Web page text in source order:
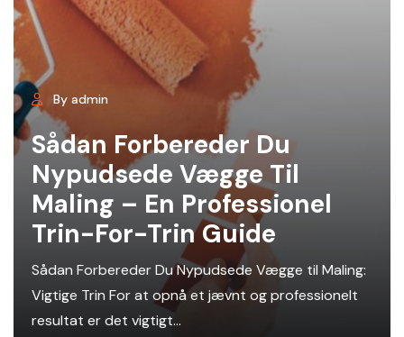
By admin
Sådan Forbereder Du
Nypudsede Vægge Til
Maling – En Professionel
Trin-For-Trin Guide
Sådan Forbereder Du Nypudsede Vægge til Maling:
Vigtige Trin For at opnå et jævnt og professionelt
resultat er det vigtigt...